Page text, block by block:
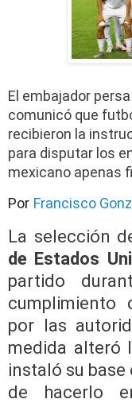
El embajador
comunicó que
recibieron la
para disputar los
mexicano apenas
Por Francisco
La selección
de Estados
partido
cumplimiento
por las
medida alteró
instaló su base
de hacerlo